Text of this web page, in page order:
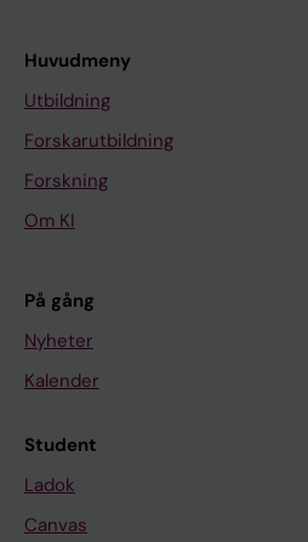
Huvudmeny
Utbildning
Forskarutbildning
Forskning
Om KI
På gång
Nyheter
Kalender
Student
Ladok
Canvas